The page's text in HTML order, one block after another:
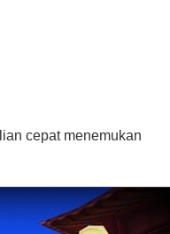
cepat menemukan